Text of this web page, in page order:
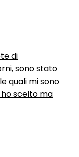
di
sono stato
quali mi sono
scelto ma